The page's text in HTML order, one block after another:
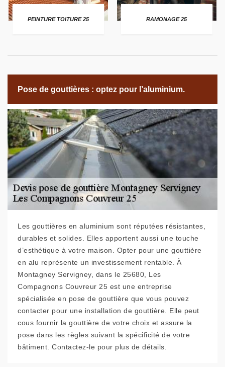
PEINTURE TOITURE 25 RAMONAGE 25
Pose de gouttières : optez pour l’aluminium.
Les gouttières en aluminium sont réputées résistantes,
durables et solides. Elles apportent aussi une touche
d’esthétique à votre maison. Opter pour une gouttière
en alu représente un investissement rentable. À
Montagney Servigney, dans le 25680, Les
Compagnons Couvreur 25 est une entreprise
spécialisée en pose de gouttière que vous pouvez
contacter pour une installation de gouttière. Elle peut
cous fournir la gouttière de votre choix et assure la
pose dans les règles suivant la spécificité de votre
bâtiment. Contactez-le pour plus de détails.